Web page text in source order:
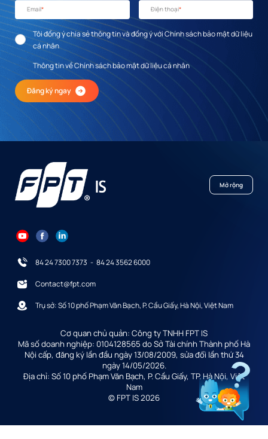
Email* Điện thoại*
Tôi đồng ý chia sẻ thông tin và đồng ý với Chính sách bảo mật dữ liệu
cá nhân
Thông tin về Chính sách bảo mật dữ liệu cá nhân
Đăng ký ngay
Mở rộng
84 24 7300 7373 - 84 24 3562 6000
Contact@fpt.com
Trụ sở: Số 10 phố Phạm Văn Bạch, P. Cầu Giấy, Hà Nội, Việt Nam
Cơ quan chủ quản: Công ty TNHH FPT IS
Mã số doanh nghiệp: 0104128565 do Sở Tài chính Thành phố Hà
Nội cấp, đăng ký lần đầu ngày 13/08/2009, sửa đổi lần thứ 34
ngày 14/05/2026.
Địa chỉ: Số 10 phố Phạm Văn Bạch, P. Cầu Giấy, TP. Hà Nội, Việt
Nam
© FPT IS 2026